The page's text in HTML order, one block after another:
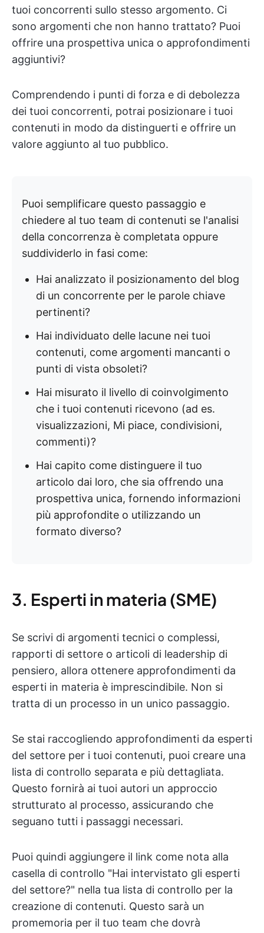
tuoi concorrenti sullo stesso argomento. Ci
sono argomenti che non hanno trattato? Puoi
offrire una prospettiva unica o approfondimenti
aggiuntivi?
Comprendendo i punti di forza e di debolezza
dei tuoi concorrenti, potrai posizionare i tuoi
contenuti in modo da distinguerti e offrire un
valore aggiunto al tuo pubblico.
Puoi semplificare questo passaggio e
chiedere al tuo team di contenuti se l'analisi
della concorrenza è completata oppure
suddividerlo in fasi come:
Hai analizzato il posizionamento del blog
di un concorrente per le parole chiave
pertinenti?
Hai individuato delle lacune nei tuoi
contenuti, come argomenti mancanti o
punti di vista obsoleti?
Hai misurato il livello di coinvolgimento
che i tuoi contenuti ricevono (ad es.
visualizzazioni, Mi piace, condivisioni,
commenti)?
Hai capito come distinguere il tuo
articolo dai loro, che sia offrendo una
prospettiva unica, fornendo informazioni
più approfondite o utilizzando un
formato diverso?
3. Esperti in materia (SME)
Se scrivi di argomenti tecnici o complessi,
rapporti di settore o articoli di leadership di
pensiero, allora ottenere approfondimenti da
esperti in materia è imprescindibile. Non si
tratta di un processo in un unico passaggio.
Se stai raccogliendo approfondimenti da esperti
del settore per i tuoi contenuti, puoi creare una
lista di controllo separata e più dettagliata.
Questo fornirà ai tuoi autori un approccio
strutturato al processo, assicurando che
seguano tutti i passaggi necessari.
Puoi quindi aggiungere il link come nota alla
casella di controllo "Hai intervistato gli esperti
del settore?" nella tua lista di controllo per la
creazione di contenuti. Questo sarà un
promemoria per il tuo team che dovrà